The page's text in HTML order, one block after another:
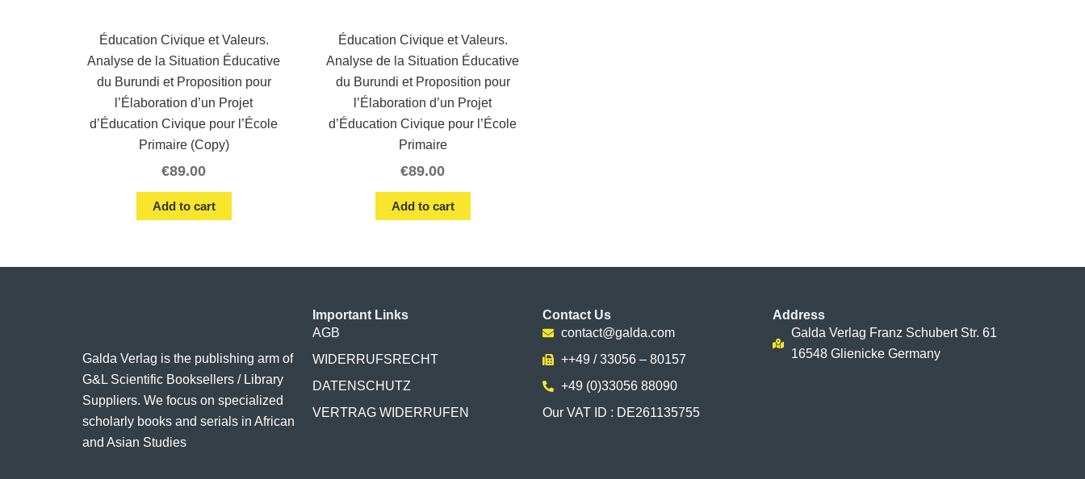
Éducation Civique et Valeurs.
Analyse de la Situation Éducative
du Burundi et Proposition pour
l’Élaboration d’un Projet
d’Éducation Civique pour l’École
Primaire (Copy)
€89.00
Add to cart
Éducation Civique et Valeurs.
Analyse de la Situation Éducative
du Burundi et Proposition pour
l’Élaboration d’un Projet
d’Éducation Civique pour l’École
Primaire
€89.00
Add to cart
Galda Verlag is the publishing arm of
G&L Scientific Booksellers / Library
Suppliers. We focus on specialized
scholarly books and serials in African
and Asian Studies
Important Links
AGB
WIDERRUFSRECHT
DATENSCHUTZ
VERTRAG WIDERRUFEN
Contact Us
contact@galda.com
++49 / 33056 – 80157
+49 (0)33056 88090
Our VAT ID : DE261135755
Address
Galda Verlag Franz Schubert Str. 61
16548 Glienicke Germany